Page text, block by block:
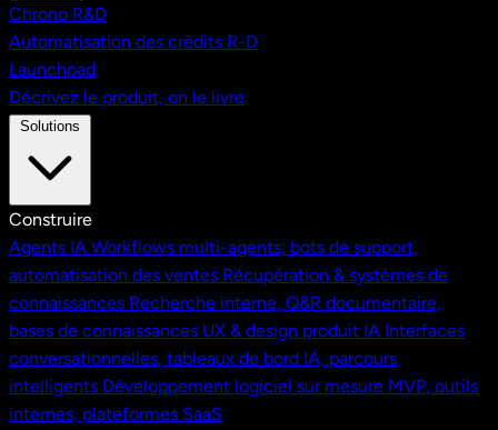
Chrono R&D
Automatisation des crédits R-D
Launchpad
Décrivez le produit, on le livre
Construire
Agents IA Workflows multi-agents, bots de support,
automatisation des ventes Récupération & systèmes de
connaissances Recherche interne, Q&R documentaire,
bases de connaissances UX & design produit IA Interfaces
conversationnelles, tableaux de bord IA, parcours
intelligents Développement logiciel sur mesure MVP, outils
internes, plateformes SaaS